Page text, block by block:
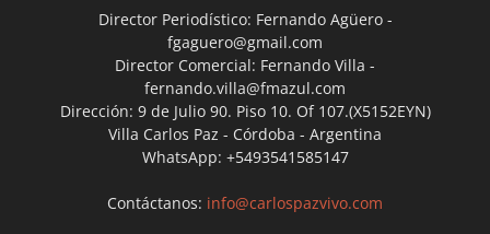
Director Periodístico: Fernando Agüero -
fgaguero@gmail.com
Director Comercial: Fernando Villa -
fernando.villa@fmazul.com
Dirección: 9 de Julio 90. Piso 10. Of 107.(X5152EYN)
Villa Carlos Paz - Córdoba - Argentina
WhatsApp: +5493541585147
Contáctanos: info@carlospazvivo.com